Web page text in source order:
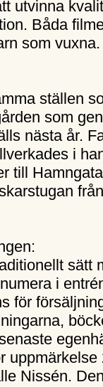
utvinna
Båda
som
ställen
som
nästa år.
i
till
sätt
i
för
Nissén.